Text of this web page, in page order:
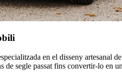
en el disseny artesanal
de segle passat fins convertir-lo en